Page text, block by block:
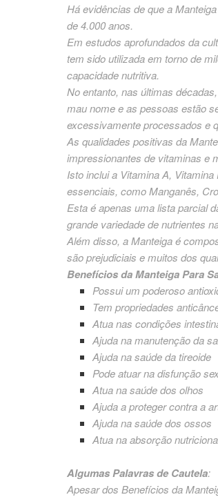
Há evidências de que a
de 4.000 anos.
Em estudos aprofundados da
tem sido utilizada em torno de
capacidade nutritiva.
No entanto, nas últimas
mau nome e as pessoas estão
excessivamente processados e
As qualidades positivas da
impressionantes de vitaminas e
Isto inclui a Vitamina A,
essenciais, como Manganês,
Esta é apenas uma lista parcial
grande variedade de nutrientes
Além disso, a Manteiga é
são prejudiciais e muitos dos
Benefícios da Manteiga Para
Possui um poderoso
Tem propriedades
Atua nas condições
Ajuda na manutenção da
Ajuda na saúde da tireoide
Pode atuar na disfunção
Atua na saúde dos olhos
Ajuda a proteger contra a
Ajuda na saúde dos ossos
Atua na absorção
Algumas Palavras de Cautela:
Apesar dos Benefícios da